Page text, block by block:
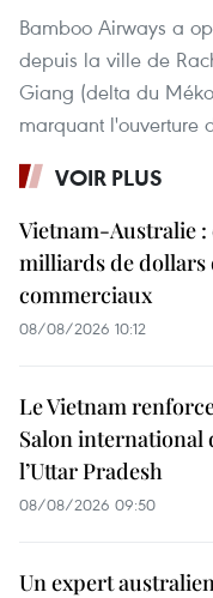
Bamboo Airways a
depuis la ville de
Giang (delta du
marquant l'ouverture
VOIR PLUS
Vietnam-Australie :
milliards de dollars
commerciaux
08/08/2026 10:12
Le Vietnam
Salon international
l’Uttar Pradesh
08/08/2026 09:50
Un expert